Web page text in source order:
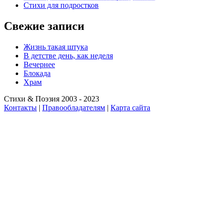
Стихи для подростков
Свежие записи
Жизнь такая штука
В детстве день, как неделя
Вечернее
Блокада
Храм
Стихи & Поэзия 2003 - 2023
Контакты | Правообладателям | Карта сайта